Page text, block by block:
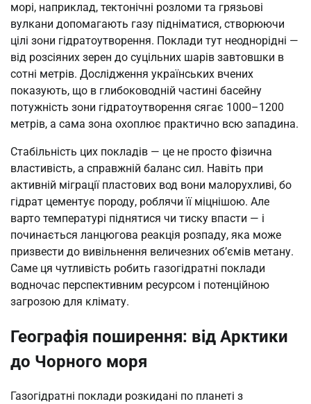
морі, наприклад, тектонічні розломи та грязьові
вулкани допомагають газу підніматися, створюючи
цілі зони гідратоутворення. Поклади тут неоднорідні —
від розсіяних зерен до суцільних шарів завтовшки в
сотні метрів. Дослідження українських вчених
показують, що в глибоководній частині басейну
потужність зони гідратоутворення сягає 1000–1200
метрів, а сама зона охоплює практично всю западина.
Стабільність цих покладів — це не просто фізична
властивість, а справжній баланс сил. Навіть при
активній міграції пластових вод вони малорухливі, бо
гідрат цементує породу, роблячи її міцнішою. Але
варто температурі піднятися чи тиску впасти — і
починається ланцюгова реакція розпаду, яка може
призвести до вивільнення величезних об’ємів метану.
Саме ця чутливість робить газогідратні поклади
водночас перспективним ресурсом і потенційною
загрозою для клімату.
Географія поширення: від Арктики
до Чорного моря
Газогідратні поклади розкидані по планеті з